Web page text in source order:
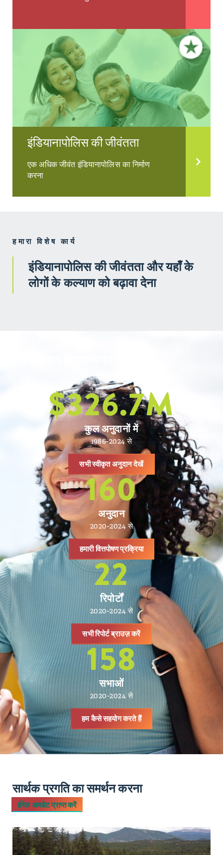
इंडियानापोलिस की जीवंतता
एक अधिक जीवंत इंडियानापोलिस का निर्माण
करना
हमारा विशेष कार्य
इंडियानापोलिस की जीवंतता और यहाँ के
लोगों के कल्याण को बढ़ावा देना
$326.7M
कुल अनुदानों में
1986-2024 से
सभी स्वीकृत अनुदान देखें
160
अनुदान
2020-2024 से
हमारी वित्तपोषण प्रक्रिया
22
रिपोर्टों
2020-2024 से
सभी रिपोर्ट ब्राउज़ करें
158
सभाओं
2020-2024 से
हम कैसे सहयोग करते हैं
सार्थक प्रगति का समर्थन करना
ईमेल अपडेट प्राप्त करें